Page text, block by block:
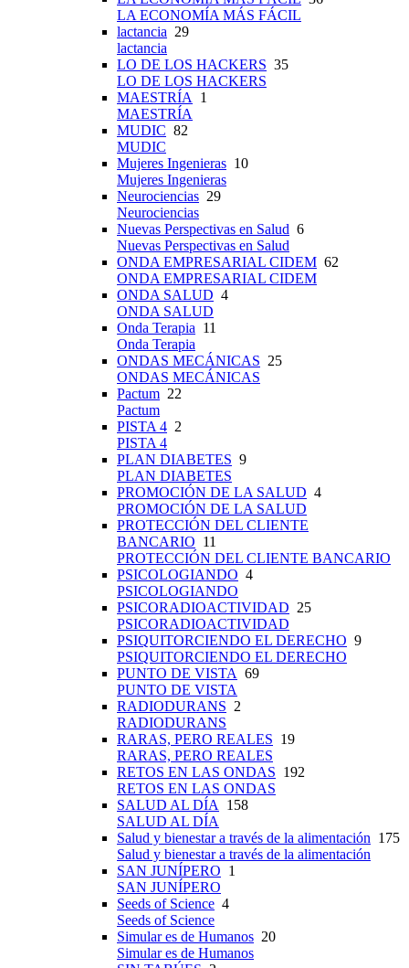
LA ECONOMÍA MÁS FÁCIL
lactancia 29
lactancia
LO DE LOS HACKERS 35
LO DE LOS HACKERS
MAESTRÍA
1
MAESTRÍA
MUDIC 82
MUDIC
Mujeres Ingenieras 10
Mujeres Ingenieras
Neurociencias 29
Neurociencias
Nuevas Perspectivas en Salud 6
Nuevas Perspectivas en Salud
ONDA EMPRESARIAL CIDEM 62
ONDA EMPRESARIAL CIDEM
ONDA SALUD 4
ONDA SALUD
Onda Terapia 11
Onda Terapia
ONDAS MECÁNICAS 25
ONDAS MECÁNICAS
Pactum 22
Pactum
PISTA 4 2
PISTA 4
PLAN DIABETES 9
PLAN DIABETES
PROMOCIÓN DE LA SALUD 4
PROMOCIÓN DE LA SALUD
PROTECCIÓN DEL CLIENTE
BANCARIO 11
PROTECCIÓN DEL CLIENTE BANCARIO
PSICOLOGIANDO 4
PSICOLOGIANDO
PSICORADIOACTIVIDAD 25
PSICORADIOACTIVIDAD
PSIQUITORCIENDO EL DERECHO 9
PSIQUITORCIENDO EL DERECHO
PUNTO DE VISTA 69
PUNTO DE VISTA
RADIODURANS 2
RADIODURANS
RARAS, PERO REALES 19
RARAS, PERO REALES
RETOS EN LAS ONDAS 192
RETOS EN LAS ONDAS
SALUD AL DÍA
158
SALUD AL DÍA
Salud y bienestar a través de la alimentación 175
Salud y bienestar a través de la alimentación
SAN JUNÍPERO 1
SAN JUNÍPERO
Seeds of Science 4
Seeds of Science
Simular es de Humanos 20
Simular es de Humanos